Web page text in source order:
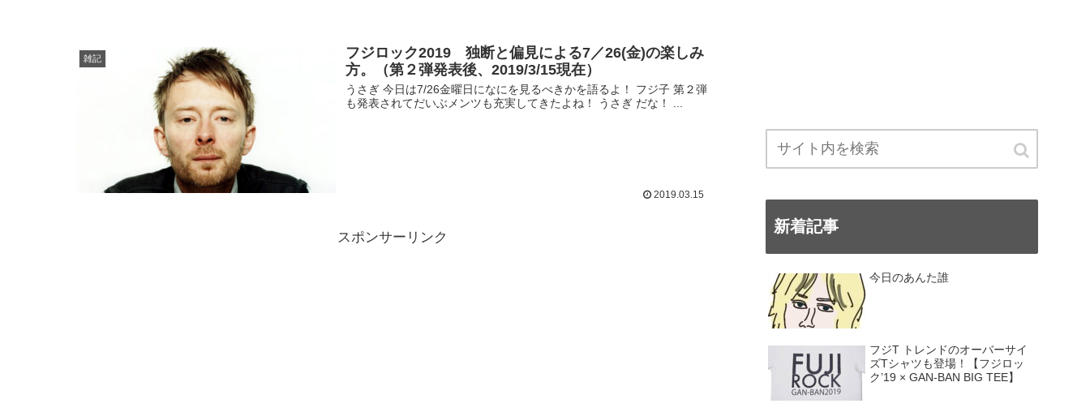
雑記
フジロック2019 独断と偏見による7／26(金)の楽しみ
方。（第２弾発表後、2019/3/15現在）
うさぎ 今日は7/26金曜日になにを見るべきかを語るよ！ フジ子 第２弾
も発表されてだいぶメンツも充実してきたよね！ うさぎ だな！ ...
2019.03.15
スポンサーリンク
新着記事
今日のあんた誰
フジT トレンドのオーバーサイ
ズTシャツも登場！【フジロッ
ク’19 × GAN-BAN BIG TEE】